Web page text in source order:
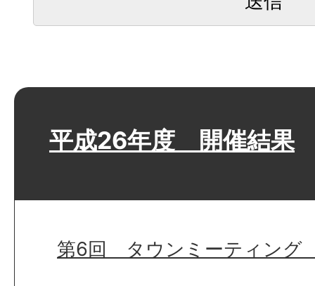
平成26年度 開催結果
第6回 タウンミーティング